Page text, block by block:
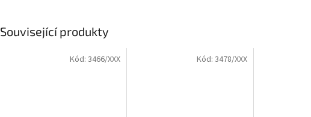
Související produkty
Kód: 3466/XXX Kód: 3478/XXX